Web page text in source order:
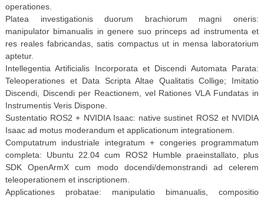
operationes.
Platea investigationis duorum brachiorum magni oneris:
manipulator bimanualis in genere suo princeps ad instrumenta et
res reales fabricandas, satis compactus ut in mensa laboratorium
aptetur.
Intellegentia Artificialis Incorporata et Discendi Automata Parata:
Teleoperationes et Data Scripta Altae Qualitatis Collige; Imitatio
Discendi, Discendi per Reactionem, vel Rationes VLA Fundatas in
Instrumentis Veris Dispone.
Sustentatio ROS2 + NVIDIA Isaac: native sustinet ROS2 et NVIDIA
Isaac ad motus moderandum et applicationum integrationem.
Computatrum industriale integratum + congeries programmatum
completa: Ubuntu 22.04 cum ROS2 Humble praeinstallato, plus
SDK OpenArmX cum modo docendi/demonstrandi ad celerem
teleoperationem et inscriptionem.
Applicationes probatae: manipulatio bimanualis, compositio